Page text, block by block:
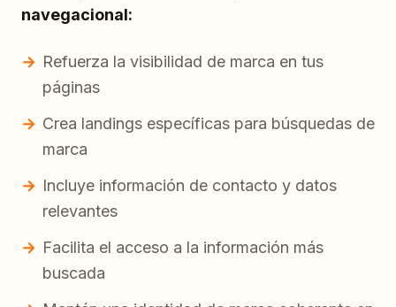
navegacional:
Refuerza la visibilidad de marca en tus
páginas
Crea landings específicas para búsquedas de
marca
Incluye información de contacto y datos
relevantes
Facilita el acceso a la información más
buscada